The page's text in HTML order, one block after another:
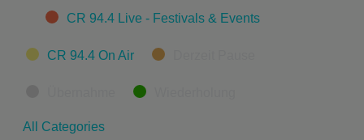
CategoriesCR 94.4 Live - Festivals & Events
CR 94.4 On Air
All Categories